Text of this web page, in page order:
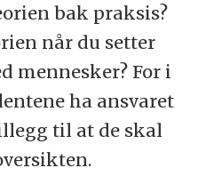
bak praksis?
når du setter
mennesker? For i
ha ansvaret
til at de skal